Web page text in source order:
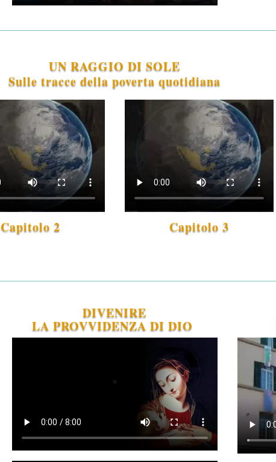
UN RAGGIO DI SOLE
Sulle tracce della poverta quotidiana
Capitolo 2 Capitolo 3
DIVENIRE
LA PROVVIDENZA DI DIO